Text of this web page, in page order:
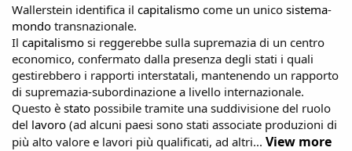
Wallerstein identifica il capitalismo come un unico sistema-
mondo transnazionale.
Il capitalismo si reggerebbe sulla supremazia di un centro
economico, confermato dalla presenza degli stati i quali
gestirebbero i rapporti interstatali, mantenendo un rapporto
di supremazia-subordinazione a livello internazionale.
Questo è stato possibile tramite una suddivisione del ruolo
del lavoro (ad alcuni paesi sono stati associate produzioni di
più alto valore e lavori più qualificati, ad altri... View more